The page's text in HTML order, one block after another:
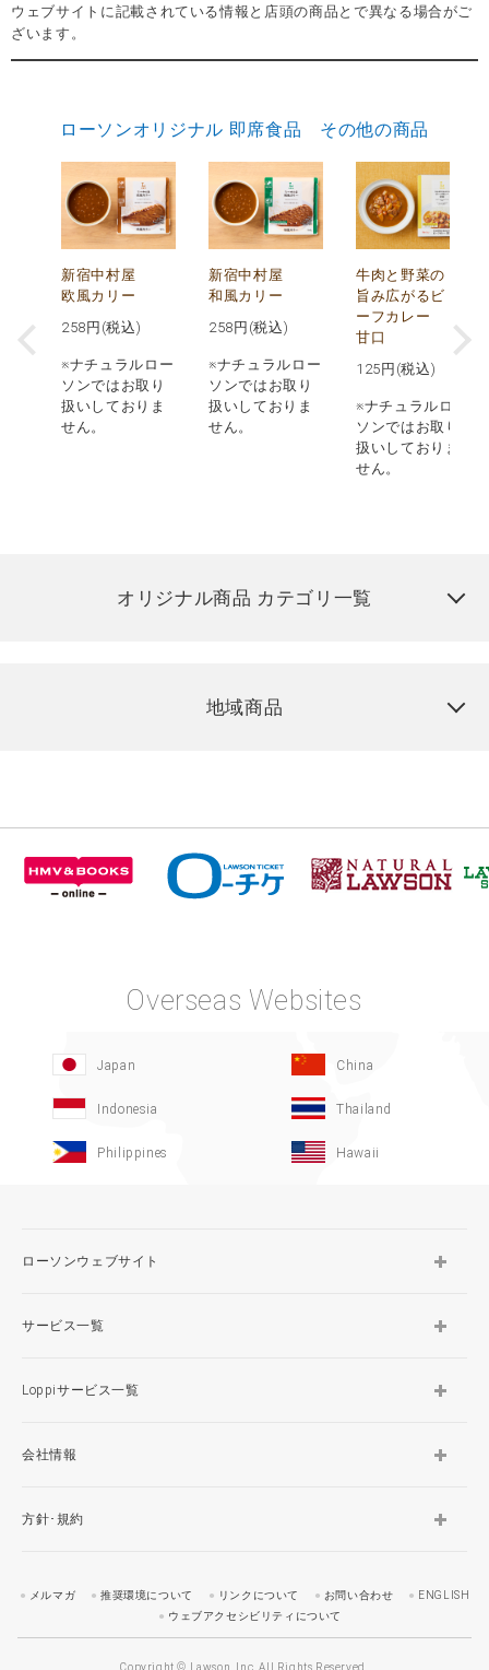
ウェブサイトに記載されている情報と店頭の商品とで異なる場合がご
ざいます。
ローソンオリジナル 即席食品 その他の商品
新宿中村屋
欧風カリー
258 円(税込)
※ナチュラルロー
ソンではお取り
扱いしておりま
せん。
新宿中村屋
和風カリー
258 円(税込)
※ナチュラルロー
ソンではお取り
扱いしておりま
せん。
牛肉と野菜の
旨み広がるビ
ーフカレー
甘口
125 円(税込)
※ナチュラルロー
ソンではお取り
扱いしておりま
せん。
オリジナル商品 カテゴリ一覧
地域商品
Overseas Websites
Japan China
Indonesia Thailand
Philippines Hawaii
ローソンウェブサイト
サービス一覧
Loppiサービス一覧
会社情報
方針･規約
メルマガ 推奨環境について リンクについて お問い合わせ
ENGLISH
ウェブアクセシビリティについて
Copyright © Lawson, Inc. All Rights Reserved.